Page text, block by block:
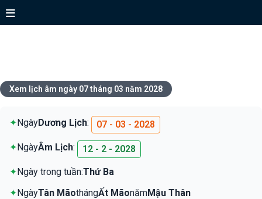
Xem lịch âm ngày 07 tháng 03 năm 2028
✦NgàyDương Lịch: 07 - 03 - 2028
✦NgàyÂm Lịch: 12 - 2 - 2028
✦Ngày trong tuần:Thứ Ba
✦NgàyTân MãothángẤt MãonămMậu Thân